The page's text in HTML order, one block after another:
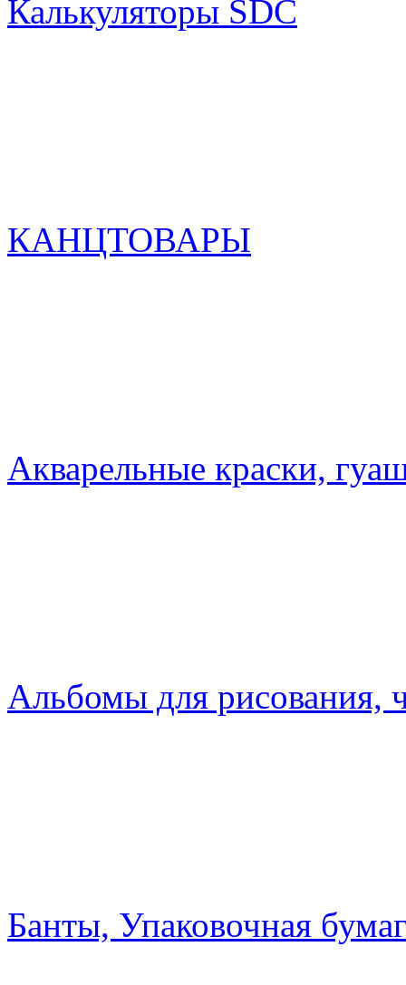
Калькуляторы SDC
КАНЦТОВАРЫ
Акварельные краски,
Альбомы для рисования,
Банты, Упаковочная